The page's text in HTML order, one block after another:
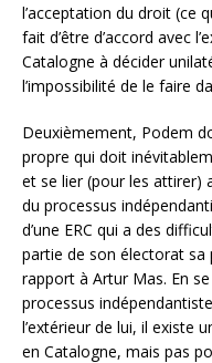
l’acceptation du droit (ce
fait d’être d’accord avec
Catalogne à décider
l’impossibilité de le faire
Deuxièmement, Podem
propre qui doit
et se lier (pour les attirer)
du processus
d’une ERC qui a des
partie de son électorat
rapport à Artur Mas. En
processus
l’extérieur de lui, il existe
en Catalogne, mais pas